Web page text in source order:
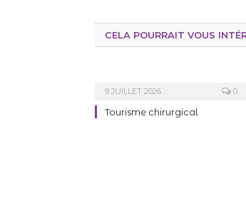
CELA POURRAIT VOUS
9 JUILLET 2026 0
Tourisme chirurgical